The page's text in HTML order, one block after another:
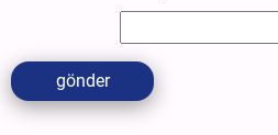
gönder